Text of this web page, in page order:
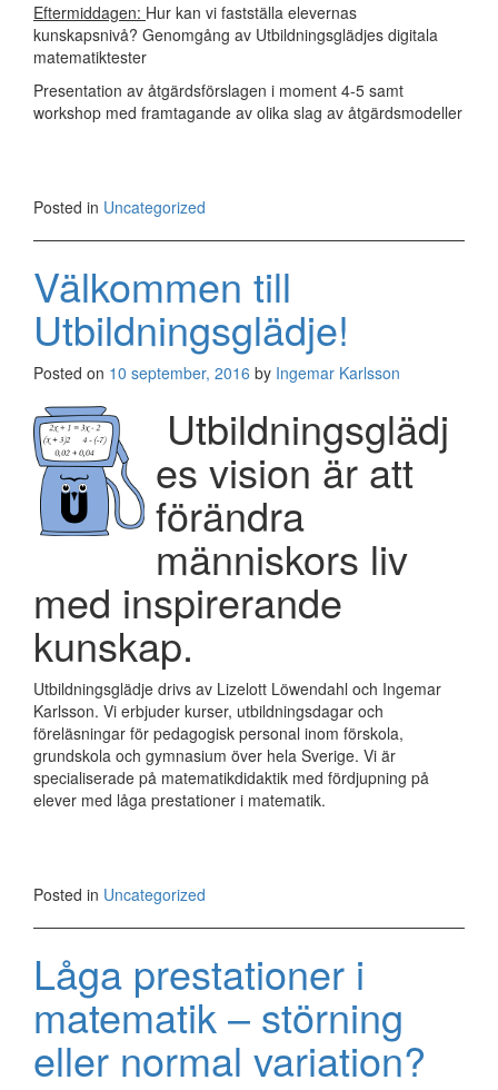
Eftermiddagen: Hur kan vi fastställa elevernas
kunskapsnivå? Genomgång av Utbildningsglädjes digitala
matematiktester
Presentation av åtgärdsförslagen i moment 4-5 samt
workshop med framtagande av olika slag av åtgärdsmodeller
Posted in Uncategorized
Välkommen till
Utbildningsglädje!
Posted on 10 september, 2016 by Ingemar Karlsson
Utbildningsglädj
es vision är att
förändra
människors liv
med inspirerande
kunskap.
Utbildningsglädje drivs av Lizelott Löwendahl och Ingemar
Karlsson. Vi erbjuder kurser, utbildningsdagar och
föreläsningar för pedagogisk personal inom förskola,
grundskola och gymnasium över hela Sverige. Vi är
specialiserade på matematikdidaktik med fördjupning på
elever med låga prestationer i matematik.
Posted in Uncategorized
Låga prestationer i
matematik – störning
eller normal variation?